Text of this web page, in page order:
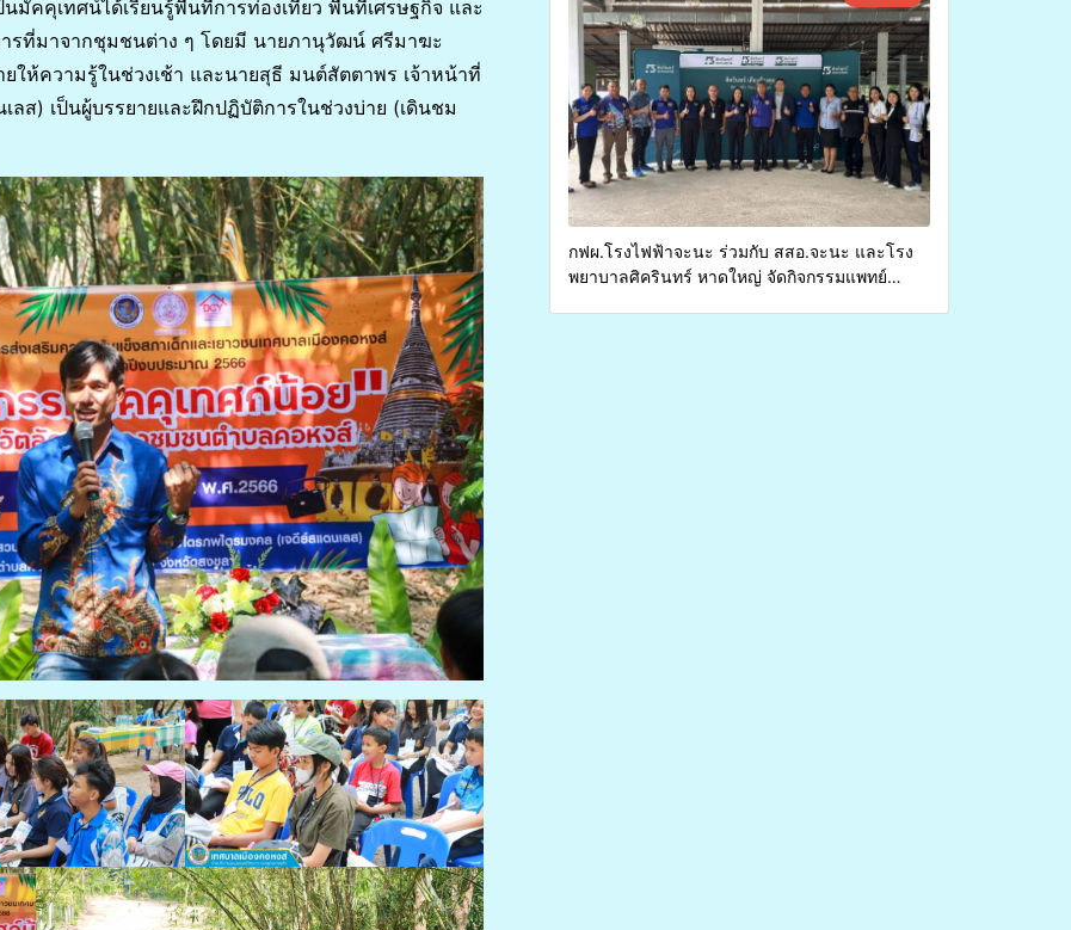
มัคคุเทศน์ได้เรียนรู้พื้นที่การท่องเที่ยว พื้นที่เศรษฐกิจ และ
ารที่มาจากชุมชนต่าง ๆ โดยมี นายภานุวัฒน์ ศรีมาฆะ
ให้ความรู้ในช่วงเช้า และนายสุธี มนต์สัตตาพร เจ้าหน้าที่
ลส) เป็นผู้บรรยายและฝึกปฏิบัติการในช่วงบ่าย (เดินชม
กฟผ.โรงไฟฟ้าจะนะ ร่วมกับ สสอ.จะนะ และโรง
พยาบาลศิครินทร์ หาดใหญ่ จัดกิจกรรมแพทย์